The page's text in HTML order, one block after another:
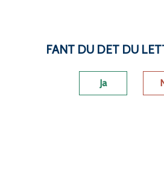
FANT DU DET DU
Ja